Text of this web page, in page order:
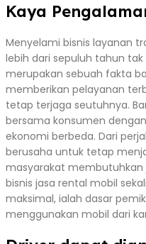
Kaya
Menyelami bisnis layanan
lebih dari sepuluh tahun
merupakan sebuah fakta
memberikan pelayanan
tetap terjaga seutuhnya.
bersama konsumen
ekonomi berbeda. Dari
berusaha untuk tetap
masyarakat membutuhkan
bisnis jasa rental mobil
maksimal, ialah dasar
menggunakan mobil dari